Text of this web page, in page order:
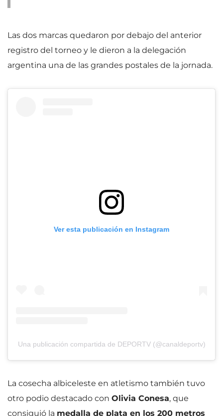
Las dos marcas quedaron por debajo del anterior
registro del torneo y le dieron a la delegación
argentina una de las grandes postales de la jornada.
Ver esta publicación en Instagram
Una publicación compartida de DEPORTV (@canaldeportv)
La cosecha albiceleste en atletismo también tuvo
otro podio destacado con Olivia Conesa, que
consiguió la medalla de plata en los 200 metros